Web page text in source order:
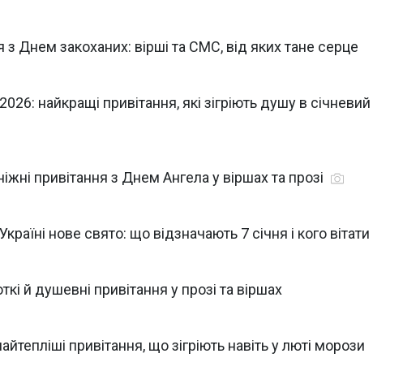
з Днем закоханих: вірші та СМС, від яких тане серце
найкращі привітання, які зігріють душу в січневий
привітання з Днем Ангела у віршах та прозі
нове свято: що відзначають 7 січня і кого вітати
й душевні привітання у прозі та віршах
привітання, що зігріють навіть у люті морози